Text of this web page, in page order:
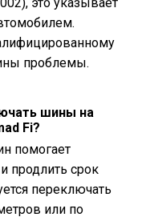
проблемы.
шины на
Fi?
помогает
продлить срок
переключать
или по